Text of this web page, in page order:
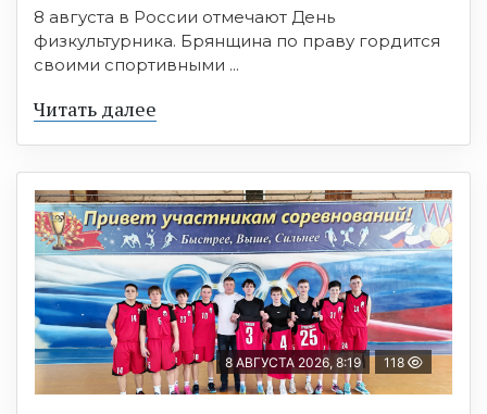
8 августа в России отмечают День
физкультурника. Брянщина по праву гордится
своими спортивными ...
Читать далее
8 АВГУСТА 2026, 8:19 118